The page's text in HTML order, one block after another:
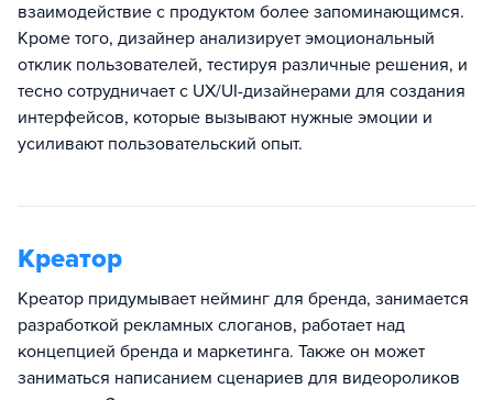
взаимодействие с продуктом более запоминающимся.
Кроме того, дизайнер анализирует эмоциональный
отклик пользователей, тестируя различные решения, и
тесно сотрудничает с UX/UI-дизайнерами для создания
интерфейсов, которые вызывают нужные эмоции и
усиливают пользовательский опыт.
Креатор
Креатор придумывает нейминг для бренда, занимается
разработкой рекламных слоганов, работает над
концепцией бренда и маркетинга. Также он может
заниматься написанием сценариев для видеороликов